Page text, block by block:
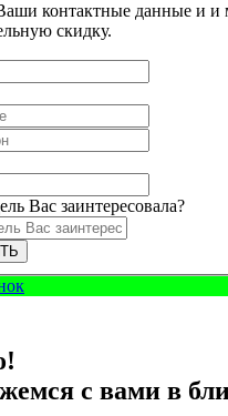
контактные данные и
скидку.
Вас заинтересовала?
с вами в